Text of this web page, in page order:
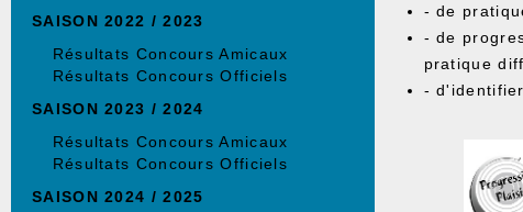
SAISON 2022 / 2023
Résultats Concours Amicaux
Résultats Concours Officiels
SAISON 2023 / 2024
Résultats Concours Amicaux
Résultats Concours Officiels
SAISON 2024 / 2025
- de
- de
pratique
-